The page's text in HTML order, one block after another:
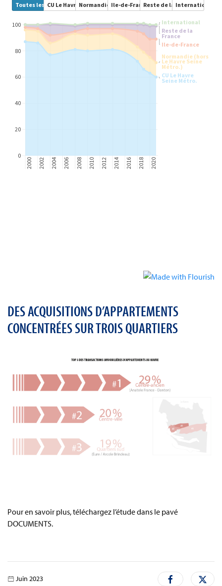
DES ACQUISITIONS D’APPARTEMENTS
CONCENTRÉES SUR TROIS QUARTIERS
Pour en savoir plus, téléchargez l’étude dans le pavé
DOCUMENTS.
Juin 2023